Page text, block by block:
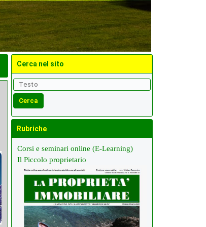
Cerca nel sito
Rubriche
Corsi e seminari online (E-Learning)
Il Piccolo proprietario